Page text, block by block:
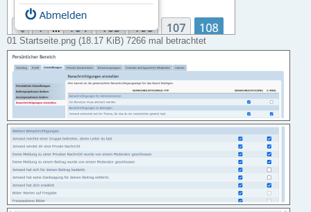
01 Startseite.png (18.17 KiB) 7266 mal betrachtet